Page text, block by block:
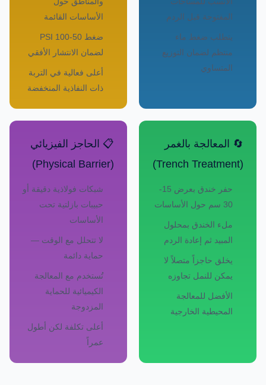
المفتوحة قبل الردم
يتطلب ضغط ماء
منتظم لضمان التوزيع
المتساوي
الأساسات القائمة
ضغط 50-100 PSI
لضمان الانتشار الأفقي
أعلى فعالية في التربة
ذات النفاذية المنخفضة
🔄 المعالجة بالغمر
(Trench Treatment)
حفر خندق بعرض 15-
30 سم حول الأساسات
ملء الخندق بمحلول
المبيد ثم إعادة الردم
يخلق حاجزاً متصلاً لا
يمكن للنمل تجاوزه
الأفضل للمعالجة
المحيطية الخارجية
📋 الحاجز الفيزيائي
(Physical Barrier)
شبكات فولاذية دقيقة أو
حبيبات بازلتية تحت
الأساسات
لا تتحلل مع الوقت —
حماية دائمة
تُستخدم مع المعالجة
الكيميائية للحماية
المزدوجة
أعلى تكلفة لكن أطول
عمراً